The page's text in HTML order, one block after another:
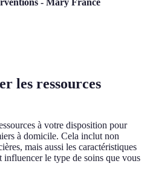
- Mary France
les ressources
à votre disposition pour
à domicile. Cela inclut non
mais aussi les caractéristiques
le type de soins que vous